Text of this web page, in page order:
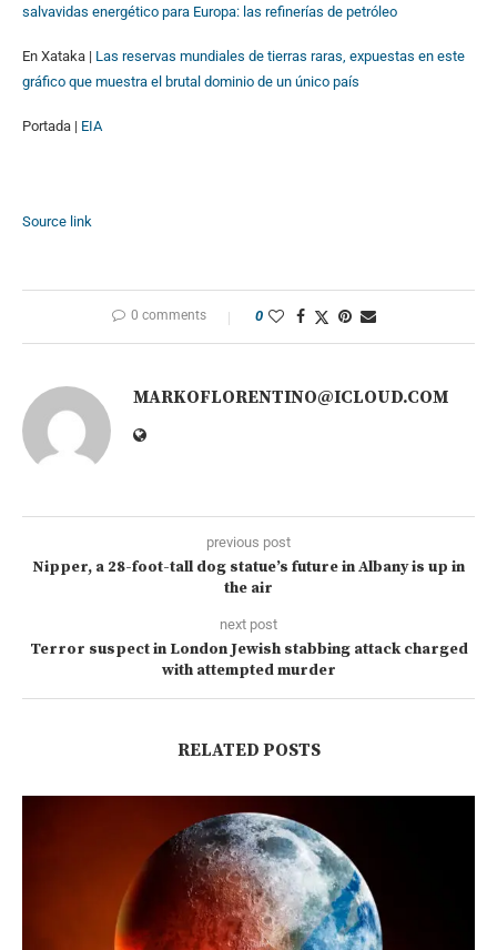
salvavidas energético para Europa: las refinerías de petróleo
En Xataka | Las reservas mundiales de tierras raras, expuestas en este
gráfico que muestra el brutal dominio de un único país
Portada | EIA
Source link
0 comments 0
MARKOFLORENTINO@ICLOUD.COM
previous post
Nipper, a 28-foot-tall dog statue’s future in Albany is up in
the air
next post
Terror suspect in London Jewish stabbing attack charged
with attempted murder
RELATED POSTS